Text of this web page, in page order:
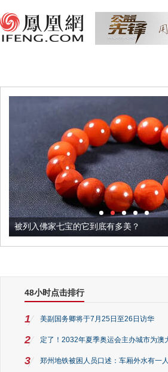
被列入佛家七宝的它到底有多美？
48小时点击排行
1 美副国务卿将于7月25日至26日访华
2 定了！2032年夏季奥运会主办城市为澳
3 郑州地铁被困人员口述：车厢外水有一